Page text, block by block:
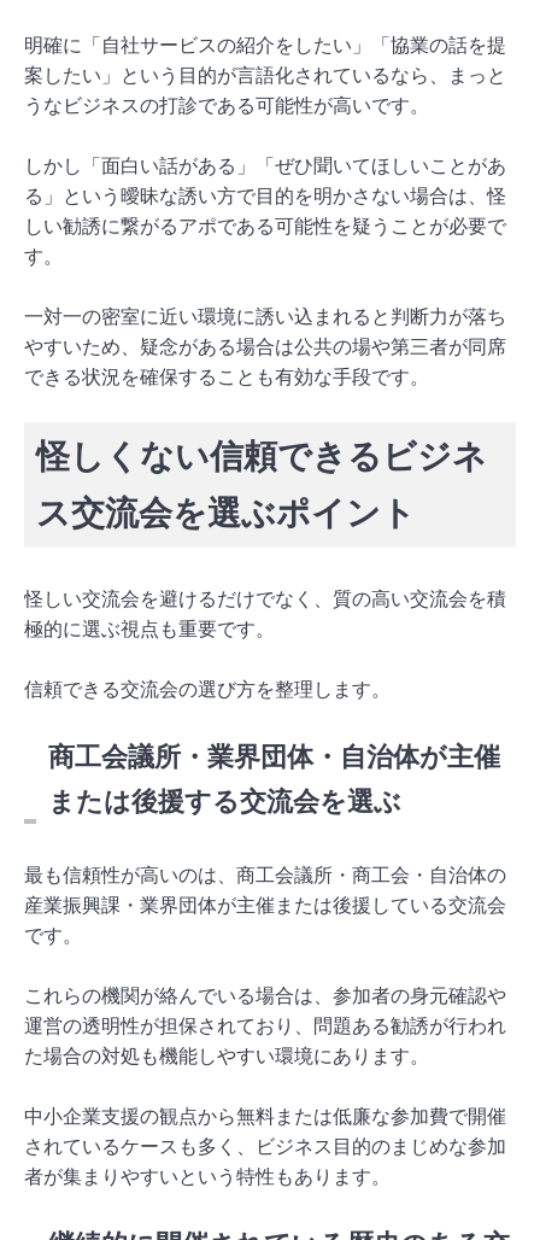
明確に「自社サービスの紹介をしたい」「協業の話を提
案したい」という目的が言語化されているなら、まっと
うなビジネスの打診である可能性が高いです。
しかし「面白い話がある」「ぜひ聞いてほしいことがあ
る」という曖昧な誘い方で目的を明かさない場合は、怪
しい勧誘に繋がるアポである可能性を疑うことが必要で
す。
一対一の密室に近い環境に誘い込まれると判断力が落ち
やすいため、疑念がある場合は公共の場や第三者が同席
できる状況を確保することも有効な手段です。
怪しくない信頼できるビジネ
ス交流会を選ぶポイント
怪しい交流会を避けるだけでなく、質の高い交流会を積
極的に選ぶ視点も重要です。
信頼できる交流会の選び方を整理します。
商工会議所・業界団体・自治体が主催
または後援する交流会を選ぶ
最も信頼性が高いのは、商工会議所・商工会・自治体の
産業振興課・業界団体が主催または後援している交流会
です。
これらの機関が絡んでいる場合は、参加者の身元確認や
運営の透明性が担保されており、問題ある勧誘が行われ
た場合の対処も機能しやすい環境にあります。
中小企業支援の観点から無料または低廉な参加費で開催
されているケースも多く、ビジネス目的のまじめな参加
者が集まりやすいという特性もあります。